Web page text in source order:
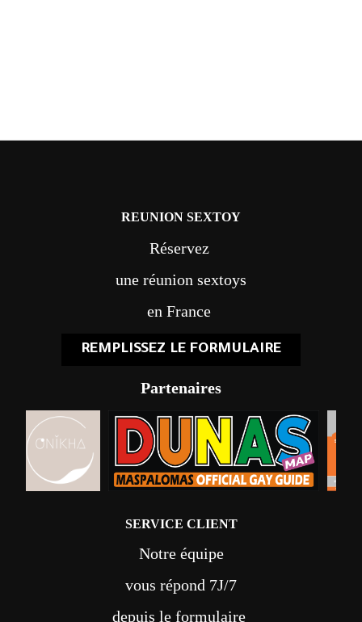
REUNION SEXTOY
Réservez
une réunion sextoys
en France
REMPLISSEZ LE FORMULAIRE
Partenaires
SERVICE CLIENT
Notre équipe
vous répond 7J/7
depuis le formulaire